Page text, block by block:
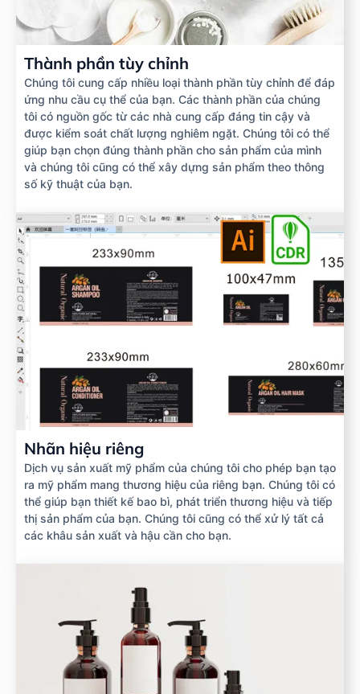
Thành phần tùy chỉnh
Chúng tôi cung cấp nhiều loại thành phần tùy chỉnh để đáp
ứng nhu cầu cụ thể của bạn. Các thành phần của chúng
tôi có nguồn gốc từ các nhà cung cấp đáng tin cậy và
được kiểm soát chất lượng nghiêm ngặt. Chúng tôi có thể
giúp bạn chọn đúng thành phần cho sản phẩm của mình
và chúng tôi cũng có thể xây dựng sản phẩm theo thông
số kỹ thuật của bạn.
Nhãn hiệu riêng
Dịch vụ sản xuất mỹ phẩm của chúng tôi cho phép bạn tạo
ra mỹ phẩm mang thương hiệu của riêng bạn. Chúng tôi có
thể giúp bạn thiết kế bao bì, phát triển thương hiệu và tiếp
thị sản phẩm của bạn. Chúng tôi cũng có thể xử lý tất cả
các khâu sản xuất và hậu cần cho bạn.